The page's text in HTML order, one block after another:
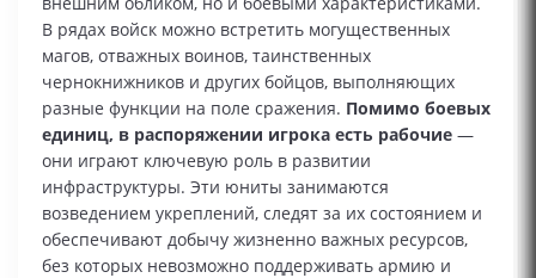
В рядах войск можно встретить могущественных
магов, отважных воинов, таинственных
чернокнижников и других бойцов, выполняющих
разные функции на поле сражения. Помимо боевых
единиц, в распоряжении игрока есть рабочие —
они играют ключевую роль в развитии
инфраструктуры. Эти юниты занимаются
возведением укреплений, следят за их состоянием и
обеспечивают добычу жизненно важных ресурсов,
без которых невозможно поддерживать армию и